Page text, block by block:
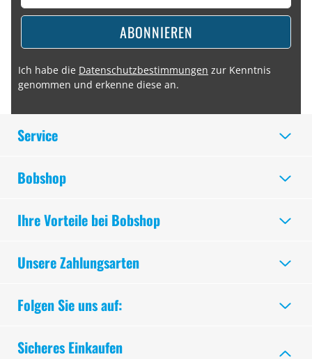
ABONNIEREN
Ich habe die Datenschutzbestimmungen zur Kenntnis
genommen und erkenne diese an.
Service
Bobshop
Ihre Vorteile bei Bobshop
Unsere Zahlungsarten
Folgen Sie uns auf:
Sicheres Einkaufen